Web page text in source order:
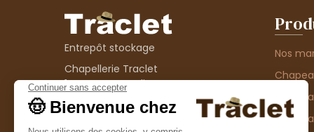
Entrepôt stockage
Chapellerie Traclet
14 Impasse Bardin
42300 Roanne
contact@chapellerie-traclet.com
Nos